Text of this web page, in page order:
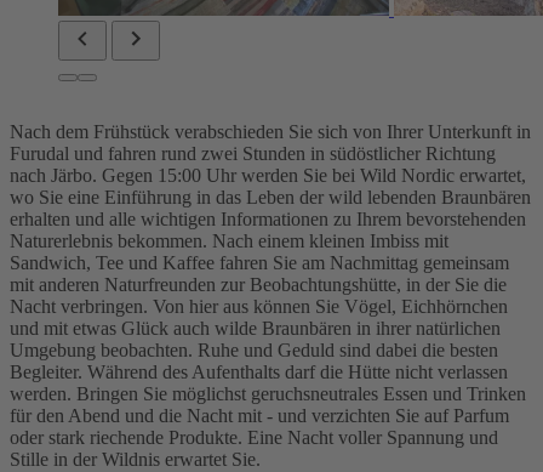
Nach dem Frühstück verabschieden Sie sich von Ihrer Unterkunft in
Furudal und fahren rund zwei Stunden in südöstlicher Richtung
nach Järbo. Gegen 15:00 Uhr werden Sie bei Wild Nordic erwartet,
wo Sie eine Einführung in das Leben der wild lebenden Braunbären
erhalten und alle wichtigen Informationen zu Ihrem bevorstehenden
Naturerlebnis bekommen. Nach einem kleinen Imbiss mit
Sandwich, Tee und Kaffee fahren Sie am Nachmittag gemeinsam
mit anderen Naturfreunden zur Beobachtungshütte, in der Sie die
Nacht verbringen. Von hier aus können Sie Vögel, Eichhörnchen
und mit etwas Glück auch wilde Braunbären in ihrer natürlichen
Umgebung beobachten. Ruhe und Geduld sind dabei die besten
Begleiter. Während des Aufenthalts darf die Hütte nicht verlassen
werden. Bringen Sie möglichst geruchsneutrales Essen und Trinken
für den Abend und die Nacht mit - und verzichten Sie auf Parfum
oder stark riechende Produkte. Eine Nacht voller Spannung und
Stille in der Wildnis erwartet Sie.